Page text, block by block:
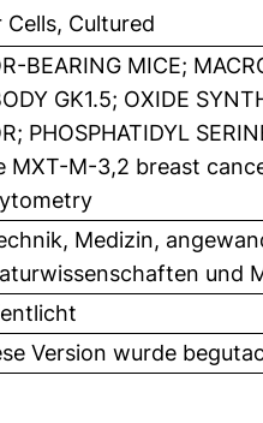
Cells, Cultured
BEARING MICE;
GK1.5; OXIDE
PHOSPHATIDYL
MXT-M-3,2 breast
Medizin,
und
Version wurde